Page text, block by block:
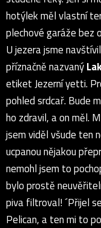
hotýlek měl vlastní
plechové garáže bez
U jezera jsme
příznačně nazvaný
etiket Jezerní yetti.
pohled srdcař. Bude
ho zdravil, a on měl.
jsem viděl všude ten
ucpanou nějakou
nemohl jsem to
bylo prostě
piva filtroval! ´Přijel
Pelican, a ten mi to